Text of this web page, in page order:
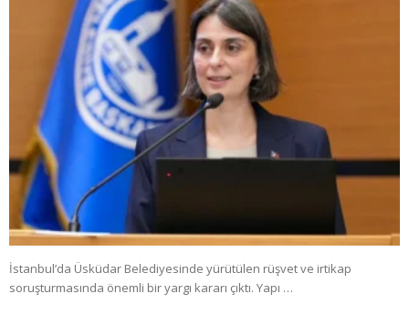
İstanbul’da Üsküdar Belediyesinde yürütülen rüşvet ve irtikap
soruşturmasında önemli bir yargı kararı çıktı. Yapı …